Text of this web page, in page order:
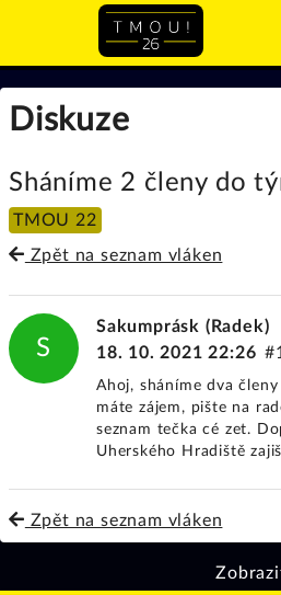
Diskuze
Sháníme 2 členy do
TMOU 22
Zpět na seznam vláken
S
Sakumprásk (Radek)
#1
18. 10. 2021 22:26
Ahoj, sháníme dva
máte zájem, pište na
seznam tečka cé zet.
Uherského Hradiště
Zpět na seznam vláken